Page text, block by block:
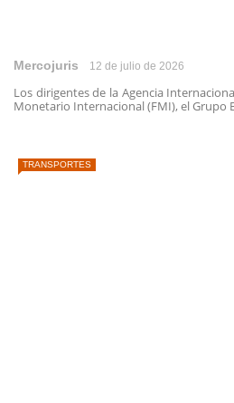
Mercojuris 12 de julio de 2026
Los dirigentes de la Agencia
Monetario Internacional (FMI), el Grupo
TRANSPORTES